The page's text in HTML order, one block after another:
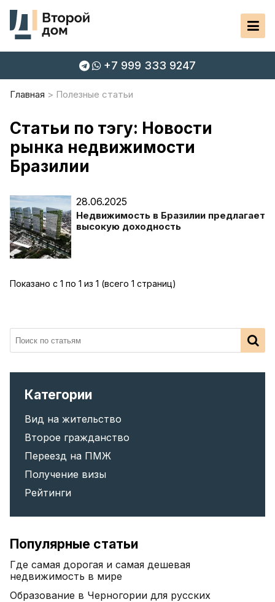
+7 999 333 9247
Главная Полезные статьи
Статьи по тэгу: Новости
рынка недвижимости
Бразилии
28.06.2025
Недвижимость в Бразилии предлагает
высокую доходность
Показано с 1 по 1 из 1 (всего 1 страниц)
Категории
Вид на жительство
Второе гражданство
Переезд на ПМЖ
Получение визы
Рейтинги
Популярные статьи
Где самая дорогая и самая дешевая
недвижимость в мире
Образование в Черногории для русских